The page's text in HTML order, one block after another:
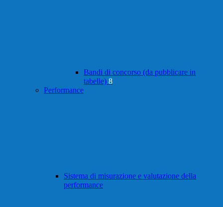
Bandi di concorso (da pubblicare in
tabelle) 8
Performance
Sistema di misurazione e valutazione della
performance